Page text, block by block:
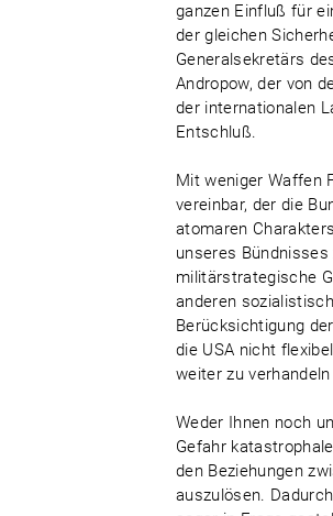
ganzen Einfluß für
der gleichen
Generalsekretärs
Andropow, der von
der internationalen
Entschluß.
Mit weniger Waffen
vereinbar, der die
atomaren
unseres
militärstrategische
anderen
Berücksichtigung
die USA nicht
weiter zu
Weder Ihnen noch
Gefahr
den Beziehungen
auszulösen.